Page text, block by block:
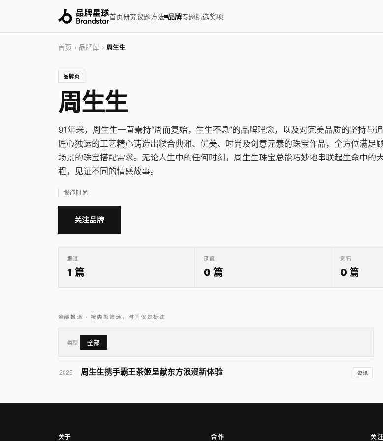
首页研究议题方法 品牌专题精选奖项
首页 › 品牌库› 周生生
品牌页
周生生
91年来，周生生一直秉持“周而复始，生生不息”的品牌理念，以及对完美品质的坚持与
匠心独运的工艺精心铸造出糅合典雅、优美、时尚及创意元素的珠宝作品，全方位满足
场景的珠宝搭配需求。无论人生中的任何时刻，周生生珠宝总能巧妙地串联起生命中的
程，见证不同的情感故事。
服饰时尚
关注品牌
报道
1 篇
深度
0 篇
资讯
0 篇
全部报道 · 按类型筛选，时间仅是标注
类型 全部
2025 周生生携手霸王茶姬呈献东方浪漫新体验 资讯
关于 合作 关注